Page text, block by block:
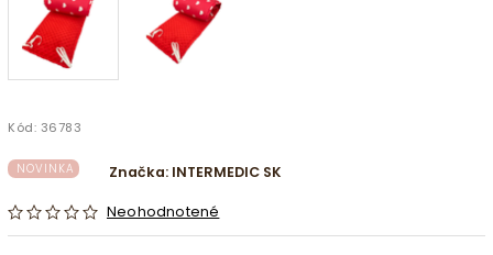
Kód: 36783
NOVINKA
Neohodnotené
Značka: INTERMEDIC SK